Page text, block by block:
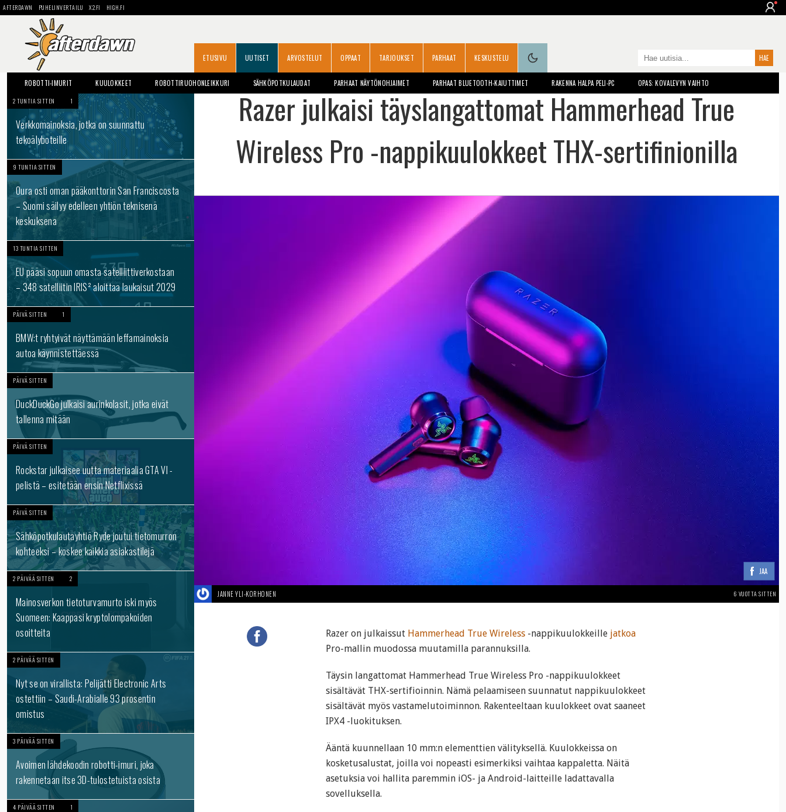
AFTERDAWN PUHELINVERTAILU X2.FI HIGH.FI
ETUSIVU UUTISET ARVOSTELUT OPPAAT TARJOUKSET PARHAAT KESKUSTELU
ROBOTTI-IMURIT KUULOKKEET ROBOTTIRUOHONLEIKKURI SÄHKÖPOTKULAUDAT PARHAAT NÄYTÖNOHJAIMET PARHAAT BLUETOOTH-KAIUTTIMET RAKENNA HALPA PELI-PC OPAS: KOVALEVYN VAIHTO
2 TUNTIA SITTEN 1
Verkkomainoksia, jotka on suunnattu
tekoälyboteille
9 TUNTIA SITTEN
Oura osti oman pääkonttorin San Franciscosta
– Suomi säilyy edelleen yhtiön teknisenä
keskuksena
13 TUNTIA SITTEN
EU pääsi sopuun omasta satelliittiverkostaan
– 348 satelliitin IRIS² aloittaa laukaisut 2029
PÄIVÄ SITTEN 1
BMW:t ryhtyivät näyttämään leffamainoksia
autoa käynnistettäessä
PÄIVÄ SITTEN
DuckDuckGo julkaisi aurinkolasit, jotka eivät
tallenna mitään
PÄIVÄ SITTEN
Rockstar julkaisee uutta materiaalia GTA VI -
pelistä – esitetään ensin Netflixissä
PÄIVÄ SITTEN
Sähköpotkulautayhtiö Ryde joutui tietomurron
kohteeksi – koskee kaikkia asiakastilejä
2 PÄIVÄÄ SITTEN 2
Mainosverkon tietoturvamurto iski myös
Suomeen: Kaappasi kryptolompakoiden
osoitteita
2 PÄIVÄÄ SITTEN
Nyt se on virallista: Pelijätti Electronic Arts
ostettiin – Saudi-Arabialle 93 prosentin
omistus
3 PÄIVÄÄ SITTEN
Avoimen lähdekoodin robotti-imuri, joka
rakennetaan itse 3D-tulostetuista osista
4 PÄIVÄÄ SITTEN 1
Razer julkaisi täyslangattomat Hammerhead True
Wireless Pro -nappikuulokkeet THX-sertifinionilla
JAA
JANNE YLI-KORHONEN 6 VUOTTA SITTEN
Razer on julkaissut Hammerhead True Wireless -nappikuulokkeille jatkoa
Pro-mallin muodossa muutamilla parannuksilla.
Täysin langattomat Hammerhead True Wireless Pro -nappikuulokkeet
sisältävät THX-sertifioinnin. Nämä pelaamiseen suunnatut nappikuulokkeet
sisältävät myös vastamelutoiminnon. Rakenteeltaan kuulokkeet ovat saaneet
IPX4 -luokituksen.
Ääntä kuunnellaan 10 mm:n elementtien välityksellä. Kuulokkeissa on
kosketusalustat, joilla voi nopeasti esimerkiksi vaihtaa kappaletta. Näitä
asetuksia voi hallita paremmin iOS- ja Android-laitteille ladattavalla
sovelluksella.